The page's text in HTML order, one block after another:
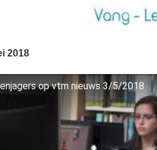
2018
op vtm nieuws 3/5/2018